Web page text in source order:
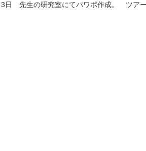
3日　先生の研究室にてパワポ作成。　ツア